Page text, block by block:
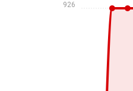
926